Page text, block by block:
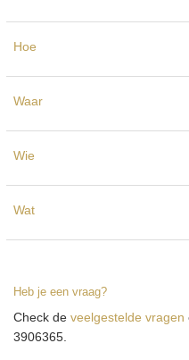
Hoe
Waar
Wie
Wat
Heb je een vraag?
Check de veelgestelde vragen
3906365.